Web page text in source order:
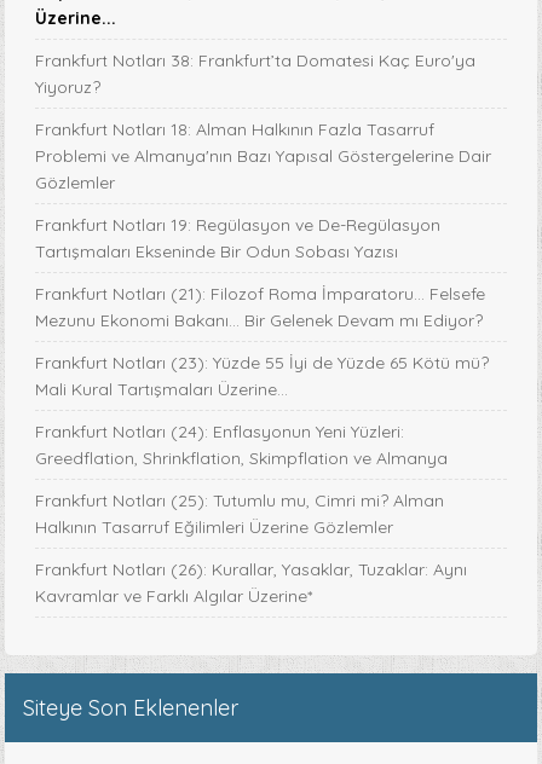
Üzerine...
Frankfurt Notları 38: Frankfurt’ta Domatesi Kaç Euro'ya
Yiyoruz?
Frankfurt Notları 18: Alman Halkının Fazla Tasarruf
Problemi ve Almanya'nın Bazı Yapısal Göstergelerine Dair
Gözlemler
Frankfurt Notları 19: Regülasyon ve De-Regülasyon
Tartışmaları Ekseninde Bir Odun Sobası Yazısı
Frankfurt Notları (21): Filozof Roma İmparatoru… Felsefe
Mezunu Ekonomi Bakanı… Bir Gelenek Devam mı Ediyor?
Frankfurt Notları (23): Yüzde 55 İyi de Yüzde 65 Kötü mü?
Mali Kural Tartışmaları Üzerine…
Frankfurt Notları (24): Enflasyonun Yeni Yüzleri:
Greedflation, Shrinkflation, Skimpflation ve Almanya
Frankfurt Notları (25): Tutumlu mu, Cimri mi? Alman
Halkının Tasarruf Eğilimleri Üzerine Gözlemler
Frankfurt Notları (26): Kurallar, Yasaklar, Tuzaklar: Aynı
Kavramlar ve Farklı Algılar Üzerine*
Siteye Son Eklenenler